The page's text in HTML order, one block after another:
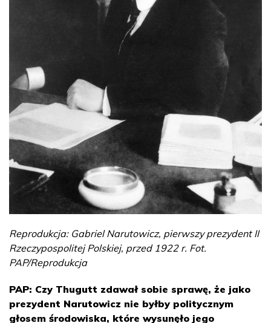
Reprodukcja: Gabriel Narutowicz, pierwszy prezydent II
Rzeczypospolitej Polskiej, przed 1922 r. Fot.
PAP/Reprodukcja
PAP: Czy Thugutt zdawał sobie sprawę, że jako
prezydent Narutowicz nie byłby politycznym
głosem środowiska, które wysunęło jego